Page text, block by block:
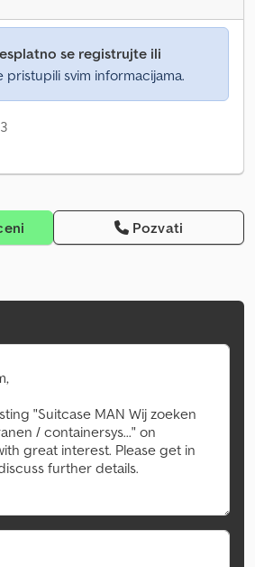
se registrujte ili
pristupili svim informacijama.
Pozvati